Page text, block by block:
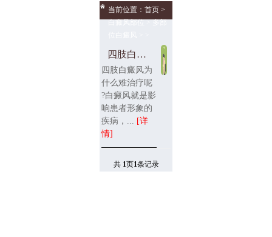
当前位置：首页 >
白癜风部位>多部
四肢白癜风为什么难治疗
四肢白癜风为
什么难治疗呢
?白癜风就是影
响患者形象的
疾病，... [详
情]
共 1页1条记录